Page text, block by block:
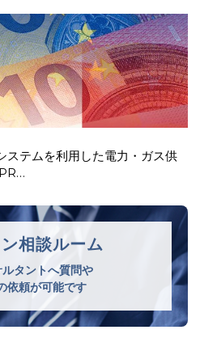
とし込む ― OneTrust設定・実
相談ルーム
タントへ質問や
依頼が可能です